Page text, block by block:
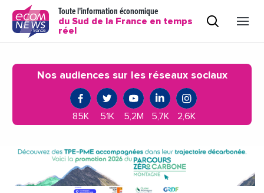
Toute l'information économique
du Sud de la France en temps
réel
Nos audiences sur les réseaux sociaux
85K 51K 5,2M 5,7K 2,6K